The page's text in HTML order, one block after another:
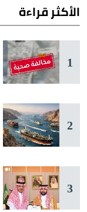
الأكثر قراءة
1
2
3